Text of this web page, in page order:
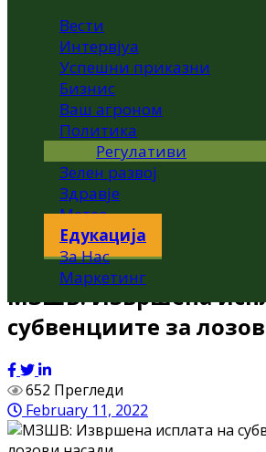
Вести
Интервјуа
Успешни приказни
Бизнис
Ваш агроном
Политика
Регулативи
Зелен развој
Здравје
Метео
Едукација
За Нас
Маркетинг
МЗШВ: Извршена
субвенциите за
652 Прегледи
February 11, 2022